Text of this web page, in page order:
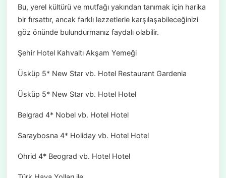
Bu, yerel kültürü ve mutfağı yakından tanımak için harika
bir fırsattır, ancak farklı lezzetlerle karşılaşabileceğinizi
göz önünde bulundurmanız faydalı olabilir.
Şehir Hotel Kahvaltı Akşam Yemeği
Üsküp 5* New Star vb. Hotel Restaurant Gardenia
Üsküp 5* New Star vb. Hotel Hotel
Belgrad 4* Nobel vb. Hotel Hotel
Saraybosna 4* Holiday vb. Hotel Hotel
Ohrid 4* Beograd vb. Hotel Hotel